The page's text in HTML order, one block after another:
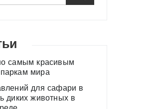
самым красивым
мира
для сафари в
диких животных в